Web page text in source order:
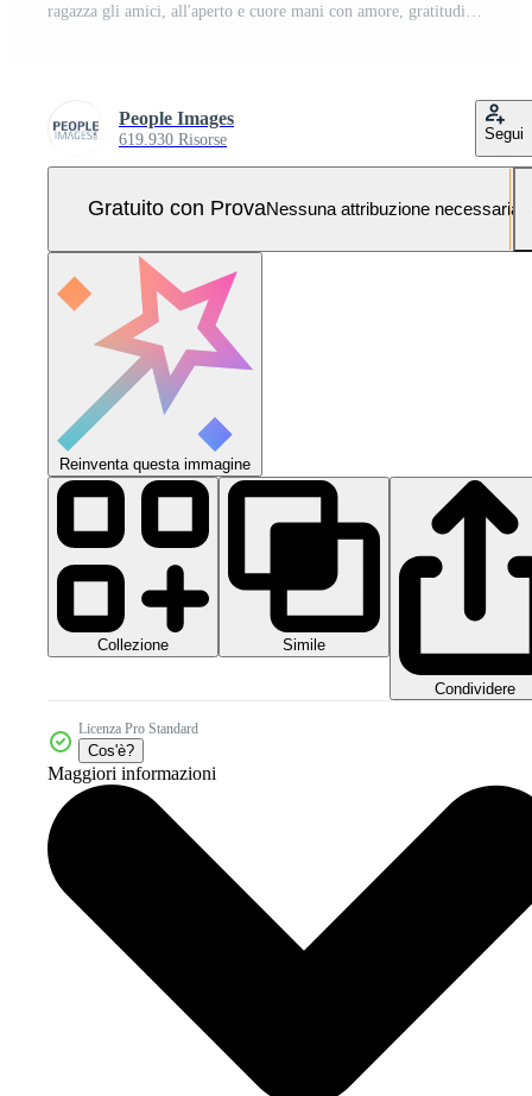
People Images
619.930 Risorse Segui
Gratuito con ProvaNessuna attribuzione necessaria
Reinventa questa immagine
Collezione Simile
Condividere
Licenza Pro Standard
Cos'è?
Maggiori informazioni